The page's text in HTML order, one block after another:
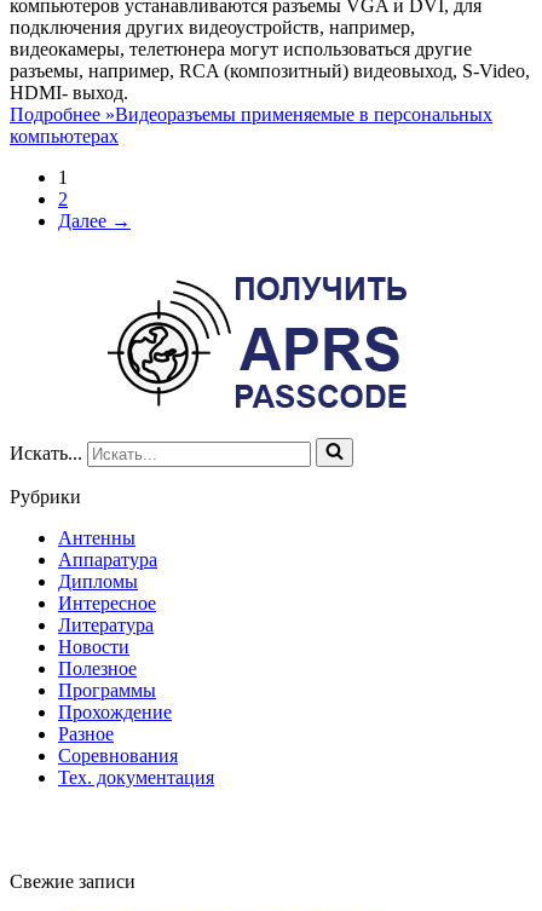
компьютеров устанавливаются разъемы VGA и DVI, для
подключения других видеоустройств, например,
видеокамеры, телетюнера могут использоваться другие
разъемы, например, RCA (композитный) видеовыход, S-Video,
HDMI- выход.
Подробнее »Видеоразъемы применяемые в персональных
компьютерах
1
2
Далее →
Искать...
Рубрики
Антенны
Аппаратура
Дипломы
Интересное
Литература
Новости
Полезное
Программы
Прохождение
Разное
Соревнования
Тех. документация
Свежие записи